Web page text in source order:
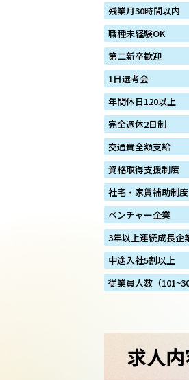
残業月30時間以内
職種未経験OK
第二新卒歓迎
1日選考会
年間休日120以上
完全週休2日制
交通費全額支給
資格取得支援制度
社宅・家賃補助制度
ベンチャー企業
3年以上連続成長企
中途入社5割以上
従業員人数（
求人